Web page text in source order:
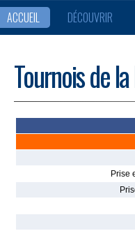
ACCUEIL DÉCOUVRIR
Tournois de
Prise